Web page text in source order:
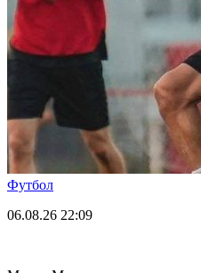
Футбол
06.08.26 22:09